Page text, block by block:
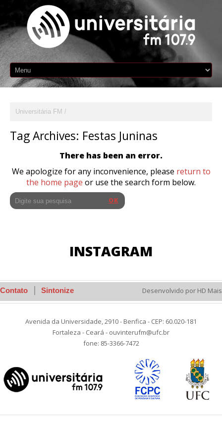
Universitária FM
Tag Archives: Festas Juninas
There has been an error.
We apologize for any inconvenience, please return to
the home page or use the search form below.
INSTAGRAM
Contato Sintonize Desenvolvido por HD Mais
Avenida da Universidade, 2910 - Benfica - CEP: 60.020-181
Fortaleza - Ceará - ouvinterufm@ufc.br
fone: 85-3366-7472